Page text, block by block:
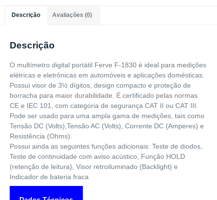
Descrição Avaliações (0)
Descrição
O multímetro digital portátil Ferve F-1830 é ideal para medições
elétricas e eletrônicas em automóveis e aplicações domésticas.
Possui visor de 3½ dígitos, design compacto e proteção de
borracha para maior durabilidade. É certificado pelas normas
CE e IEC 101, com categoria de segurança CAT II ou CAT III.
Pode ser usado para uma ampla gama de medições, tais como
Tensão DC (Volts),Tensão AC (Volts), Corrente DC (Amperes) e
Resistência (Ohms).
Possui ainda as seguintes funções adicionais: Teste de diodos,
Teste de continuidade com aviso acústico, Função HOLD
(retenção de leitura), Visor retroiluminado (Backlight) e
Indicador de bateria fraca